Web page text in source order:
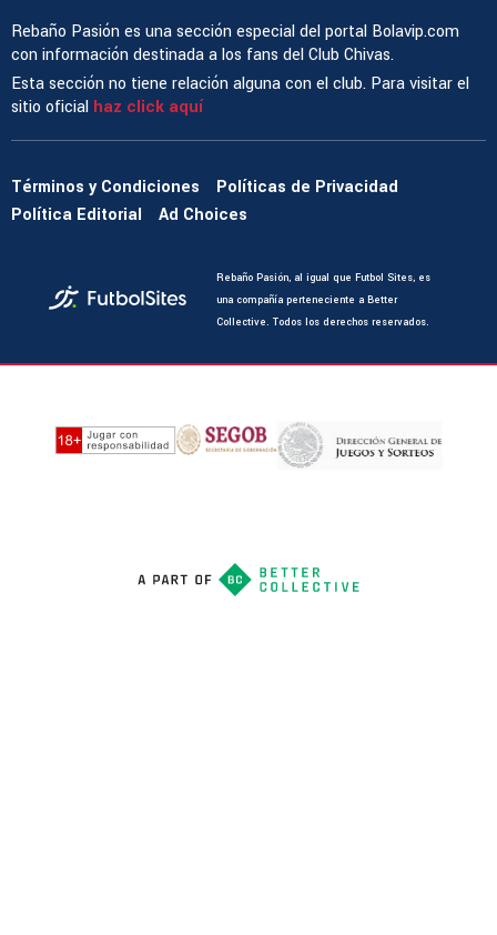
Rebaño Pasión es una sección especial del portal Bolavip.com
con información destinada a los fans del Club Chivas.
Esta sección no tiene relación alguna con el club. Para visitar el
sitio oficial haz click aquí
Términos y Condiciones
Políticas de Privacidad
Política Editorial
Ad Choices
Rebaño Pasión, al igual que Futbol Sites, es
una compañía perteneciente a Better
Collective. Todos los derechos reservados.